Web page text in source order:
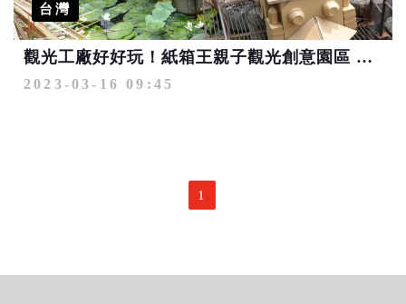
台灣
觀光工廠好好玩！紙箱王親子觀光創意園區 無限延伸紙的創意
2023-03-16 09:45
1